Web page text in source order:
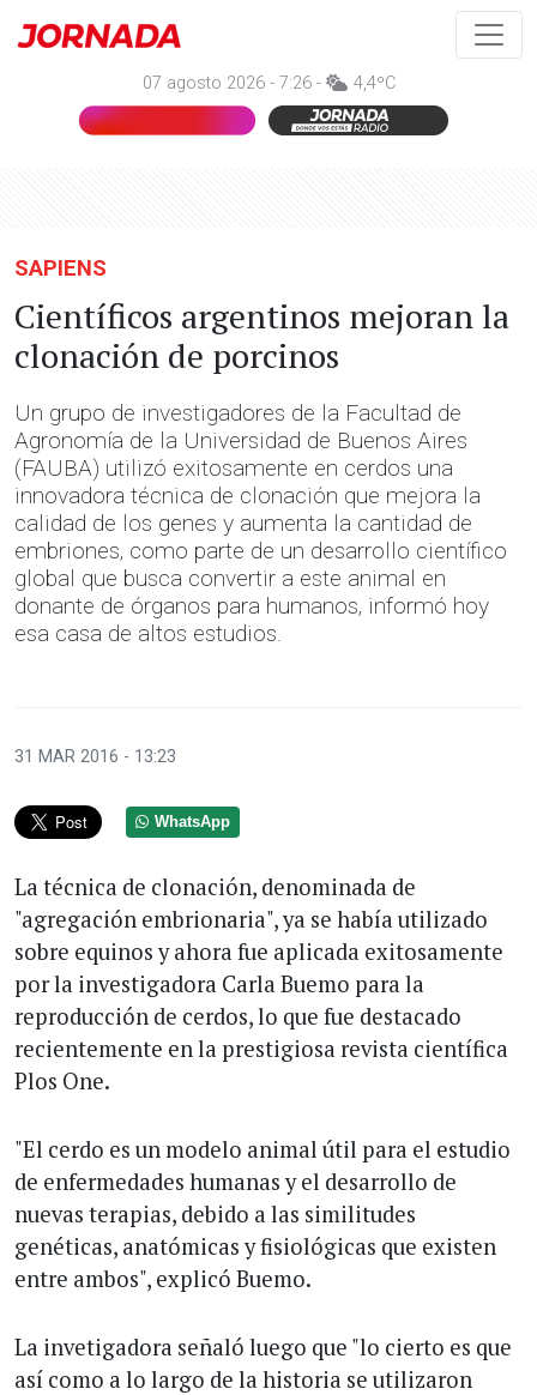
07 agosto 2026 - 7:26 - 4,4ºC
SAPIENS
Científicos argentinos mejoran la
clonación de porcinos
Un grupo de investigadores de la Facultad de
Agronomía de la Universidad de Buenos Aires
(FAUBA) utilizó exitosamente en cerdos una
innovadora técnica de clonación que mejora la
calidad de los genes y aumenta la cantidad de
embriones, como parte de un desarrollo científico
global que busca convertir a este animal en
donante de órganos para humanos, informó hoy
esa casa de altos estudios.
31 MAR 2016 - 13:23
WhatsApp
La técnica de clonación, denominada de
"agregación embrionaria", ya se había utilizado
sobre equinos y ahora fue aplicada exitosamente
por la investigadora Carla Buemo para la
reproducción de cerdos, lo que fue destacado
recientemente en la prestigiosa revista científica
Plos One.
"El cerdo es un modelo animal útil para el estudio
de enfermedades humanas y el desarrollo de
nuevas terapias, debido a las similitudes
genéticas, anatómicas y fisiológicas que existen
entre ambos", explicó Buemo.
La invetigadora señaló luego que "lo cierto es que
así como a lo largo de la historia se utilizaron